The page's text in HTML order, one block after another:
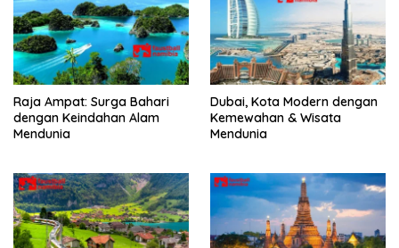
Raja Ampat: Surga Bahari
dengan Keindahan Alam
Mendunia
Dubai, Kota Modern dengan
Kemewahan & Wisata
Mendunia